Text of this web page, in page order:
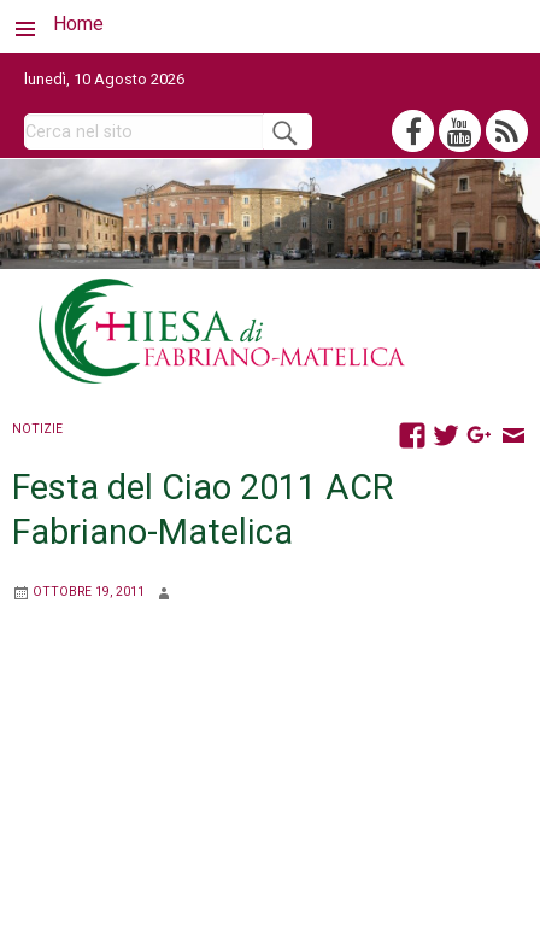
Home
lunedì, 10 Agosto 2026
NOTIZIE
Festa del Ciao 2011 ACR
Fabriano-Matelica
OTTOBRE 19, 2011